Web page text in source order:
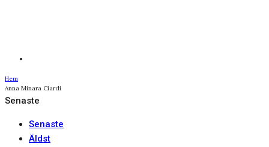
Hem
Anna Minara Ciardi
Senaste
Senaste
Äldst